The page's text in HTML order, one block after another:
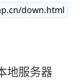
down.html
地服务器